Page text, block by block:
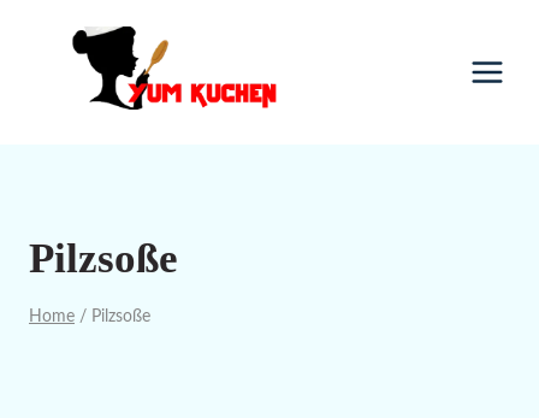
Pilzsoße
Home / Pilzsoße